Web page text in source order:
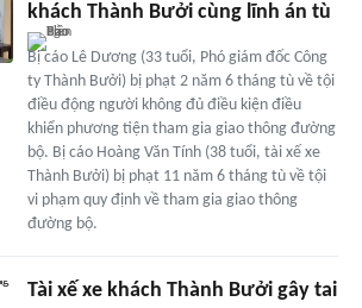
khách Thành Bưởi cùng lĩnh án tù
Bị cáo Lê Dương (33 tuổi, Phó giám đốc Công
ty Thành Bưởi) bị phạt 2 năm 6 tháng tù về tội
điều động người không đủ điều kiện điều
khiển phương tiện tham gia giao thông đường
bộ. Bị cáo Hoàng Văn Tính (38 tuổi, tài xế xe
Thành Bưởi) bị phạt 11 năm 6 tháng tù về tội
vi phạm quy định về tham gia giao thông
đường bộ.
Tài xế xe khách Thành Bưởi gây tai